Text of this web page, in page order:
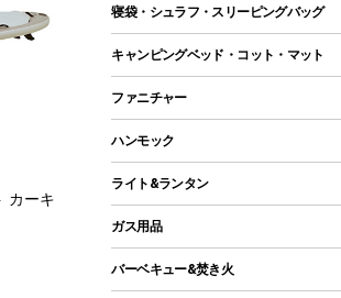
カーキ
テント
ツールームテント
ワンポールテント
シェルターテント
ロッジ型・オリジナルテント
タープ
寝袋・シュラフ・スリーピングバッグ
レクタングラー型（封筒型）シュラフ
インナーシュラフ
キャンピングベッド・コット・マット
キャンピングベッド・コット
インフレータブルマット
ファニチャー
アウトドアテーブル
レジャーシート
ハンモック
ライト&ランタン
LEDランタン
ガスランタン
オイルランタン
ガス用品
ガスバーナー
バーベキュー&焚き火